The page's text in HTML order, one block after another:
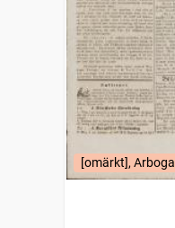
[omärkt], Arboga